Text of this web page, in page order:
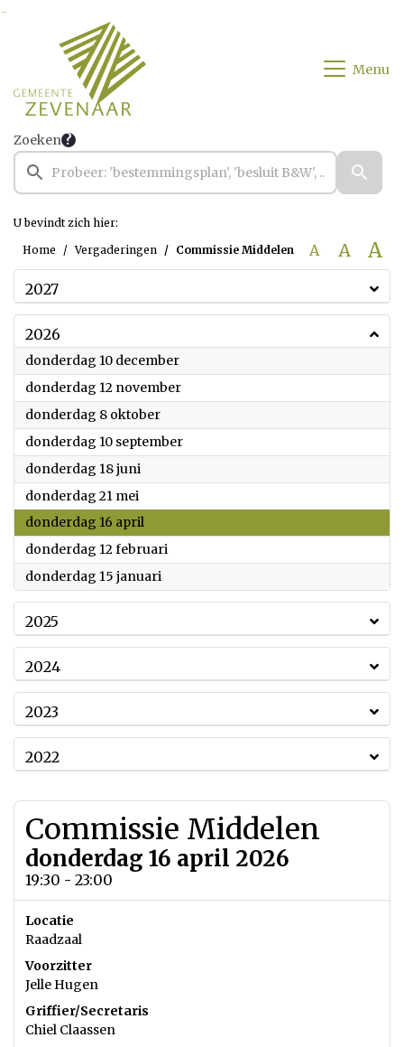
Ga naar de inhoud van deze pagina
Menu
Zoeken
U bevindt zich hier:
Home
Vergaderingen Commissie Middelen A A A
2027
2026
donderdag 10 december2026
donderdag 12 november2026
donderdag 8 oktober2026
donderdag 10 september2026
donderdag 18 juni
donderdag 21 mei
donderdag 16 april
donderdag 12 februari
donderdag 15 januari
2025
2024
2023
2022
Commissie Middelen
donderdag 16 april 2026
19:30 - 23:00
Locatie
Raadzaal
Voorzitter
Jelle Hugen
Griffier/Secretaris
Chiel Claassen